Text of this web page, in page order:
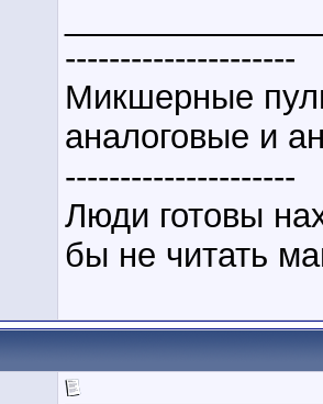
---------------------
Микшерные
аналоговые и
---------------------
Люди готовы
бы не читать